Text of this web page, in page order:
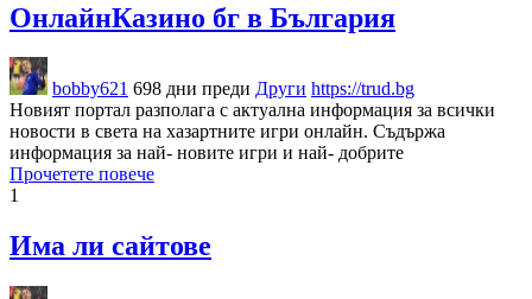
ОнлайнКазино бг в България
bobby621 698 дни преди Други https://trud.bg
Новият портал разполага с актуална информация за всички
новости в света на хазартните игри онлайн. Съдържа
информация за най- новите игри и най- добрите
Прочетете повече
1
Има ли сайтове